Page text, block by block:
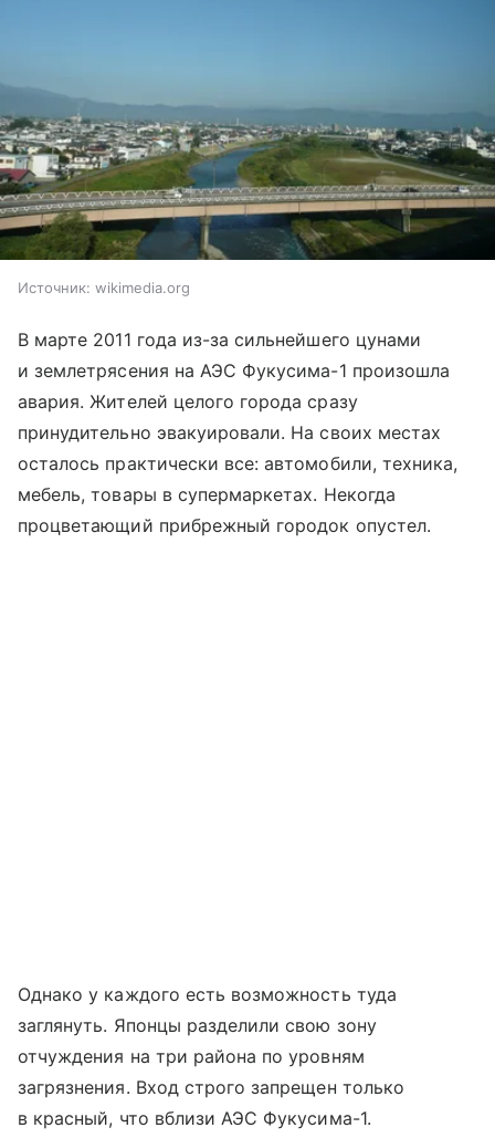
Источник: wikimedia.org
В марте 2011 года из-за сильнейшего цунами
и землетрясения на АЭС Фукусима-1 произошла
авария. Жителей целого города сразу
принудительно эвакуировали. На своих местах
осталось практически все: автомобили, техника,
мебель, товары в супермаркетах. Некогда
процветающий прибрежный городок опустел.
Однако у каждого есть возможность туда
заглянуть. Японцы разделили свою зону
отчуждения на три района по уровням
загрязнения. Вход строго запрещен только
в красный, что вблизи АЭС Фукусима-1.